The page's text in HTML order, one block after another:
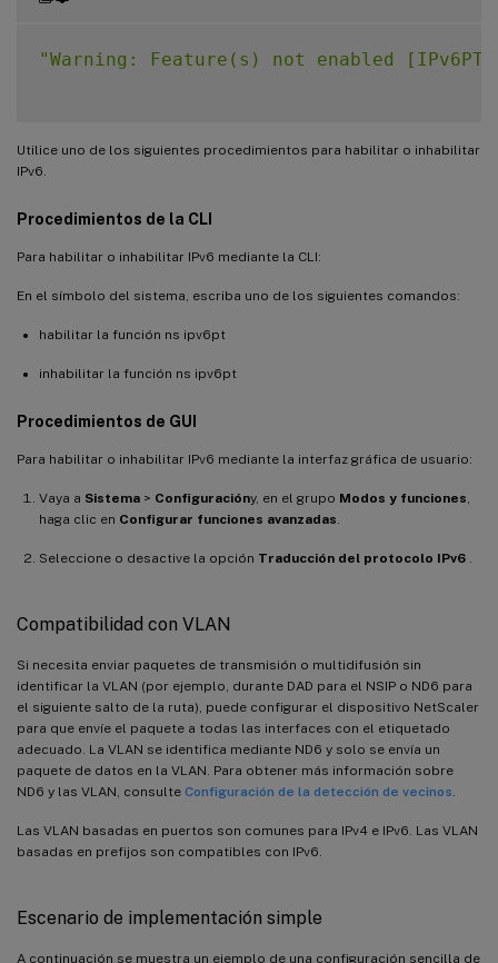
"Warning: Feature(s) not enabled
Utilice uno de los siguientes procedimientos para habilitar o inhabilitar
IPv6.
Procedimientos de la CLI
Para habilitar o inhabilitar IPv6 mediante la CLI:
En el símbolo del sistema, escriba uno de los siguientes comandos:
habilitar la función ns ipv6pt
inhabilitar la función ns ipv6pt
Procedimientos de GUI
Para habilitar o inhabilitar IPv6 mediante la interfaz gráfica de usuario:
Vaya a Sistema > Configuracióny, en el grupo Modos y funciones
haga clic en Configurar funciones avanzadas
Seleccione o desactive la opción Traducción del protocolo IPv6
Compatibilidad con VLAN
Si necesita enviar paquetes de transmisión o multidifusión sin
identificar la VLAN (por ejemplo, durante DAD para el NSIP o ND6 para
el siguiente salto de la ruta), puede configurar el dispositivo NetScaler
para que envíe el paquete a todas las interfaces con el etiquetado
adecuado. La VLAN se identifica mediante ND6 y solo se envía un
paquete de datos en la VLAN. Para obtener más información sobre
ND6 y las VLAN, consulte Configuración de la detección de vecinos
Las VLAN basadas en puertos son comunes para IPv4 e IPv6. Las VLAN
basadas en prefijos son compatibles con IPv6.
Escenario de implementación simple
A continuación se muestra un ejemplo de una configuración sencilla de